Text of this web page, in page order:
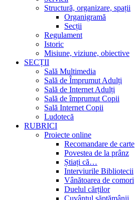
Structură, organizare, spații
Organigramă
Secții
Regulament
Istoric
Misiune, viziune, obiective
SECȚII
Sală Multimedia
Sală de Împrumut Adulți
Sală de Internet Adulți
Sală de împrumut Copii
Sală Internet Copii
Ludotecă
RUBRICI
Proiecte online
Recomandare de carte
Povestea de la prânz
Știați că…
Interviurile Bibliotecii
Vânătoarea de comori
Duelul cărților